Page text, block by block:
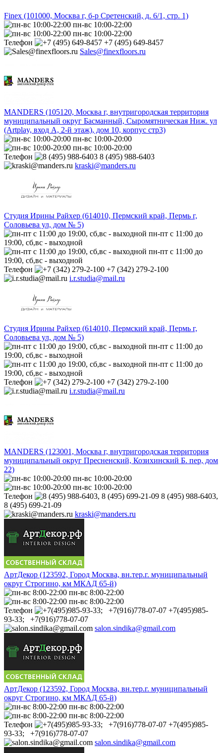
Finex (101000, Москва г, б-р Сретенский, д. 6/1, стр. 1)
пн-вс 10:00-22:00
пн-вс 10:00-22:00
Телефон
+7 (495) 649-8457
Sales@finexfloors.ru
MANDERS (105120, Москва г, внутригородская территория
муниципальный округ Басманный, Сыромятническая Ниж. ул
(Artplay, вход А, 2-й этаж), дом 10, корпус стр3)
пн-вс 10:00-20:00
пн-вс 10:00-20:00
Телефон
8 (495) 988-6403
kraski@manders.ru
Студия Ирины Райхер (614010, Пермский край, Пермь г,
Соловьева ул, дом № 5)
пн-пт с 11:00 до
19:00, сб,вс - выходной
пн-пт с 11:00 до
19:00, сб,вс - выходной
Телефон
+7 (342) 279-2-100
i.r.studia@mail.ru
Студия Ирины Райхер (614010, Пермский край, Пермь г,
Соловьева ул, дом № 5)
пн-пт с 11:00 до
19:00, сб,вс - выходной
пн-пт с 11:00 до
19:00, сб,вс - выходной
Телефон
+7 (342) 279-2-100
i.r.studia@mail.ru
MANDERS (123001, Москва г, внутригородская территория
муниципальный округ Пресненский, Козихинский Б. пер, дом
22)
пн-вс 10:00-20:00
пн-вс 10:00-20:00
Телефон
8 (495) 988-6403,
8 (495) 699-21-09
kraski@manders.ru
АртДекор (123592, Город Москва, вн.тер.г. муниципальный
округ Строгино, км МКАД 65-й)
пн-вс 8:00-22:00
пн-вс 8:00-22:00
Телефон
+7(495)985-
93-33; +7(916)778-07-07
salon.sindika@gmail.com
АртДекор (123592, Город Москва, вн.тер.г. муниципальный
округ Строгино, км МКАД 65-й)
пн-вс 8:00-22:00
пн-вс 8:00-22:00
Телефон
+7(495)985-
93-33; +7(916)778-07-07
salon.sindika@gmail.com